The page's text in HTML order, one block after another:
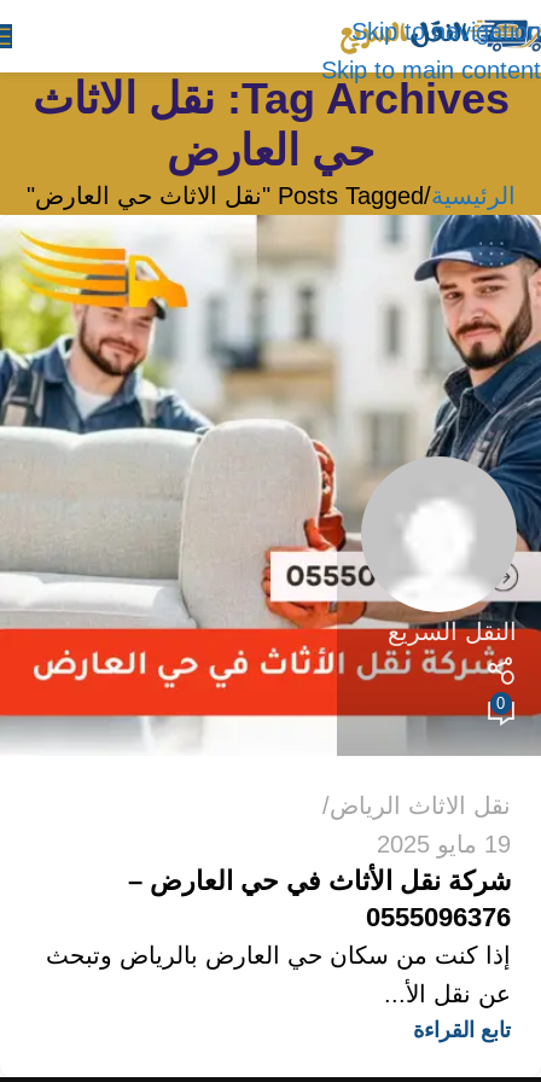
Skip to navigation
Skip to main content
Tag Archives: نقل الاثاث
حي العارض
الرئيسية Posts Tagged "نقل الاثاث حي العارض"
النقل السريع
0
نقل الاثاث الرياض
19 مايو 2025
شركة نقل الأثاث في حي العارض –
0555096376
إذا كنت من سكان حي العارض بالرياض وتبحث
عن نقل الأ...
تابع القراءة